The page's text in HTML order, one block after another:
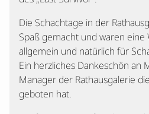
Die Schachtage in der
Spaß gemacht und waren
allgemein und natürlich für
Ein herzliches Dankeschön an
Manager der Rathausgalerie
geboten hat.